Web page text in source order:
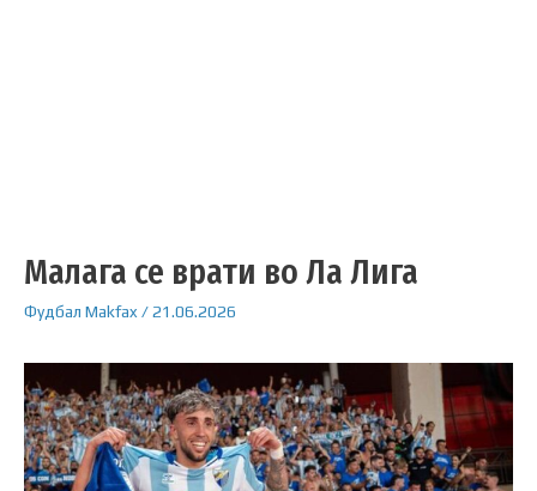
Малага се врати во Ла Лига
Фудбал Makfax /21.06.2026